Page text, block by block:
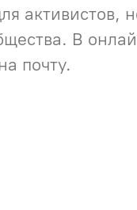
активистов,
В
почту.